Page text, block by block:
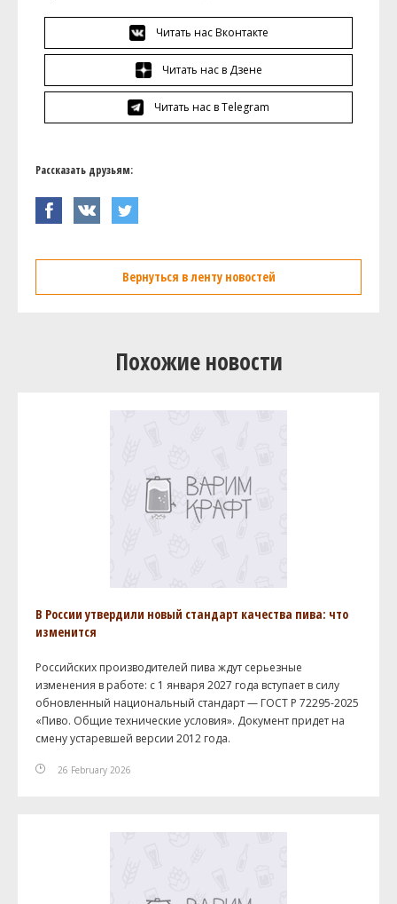
Читать нас Вконтакте
Читать нас в Дзене
Читать нас в Telegram
Рассказать друзьям:
Вернуться в ленту новостей
Похожие новости
В России утвердили новый стандарт качества пива: что
изменится
Российских производителей пива ждут серьезные
изменения в работе: с 1 января 2027 года вступает в силу
обновленный национальный стандарт — ГОСТ Р 72295-2025
«Пиво. Общие технические условия». Документ придет на
смену устаревшей версии 2012 года.
26 February 2026